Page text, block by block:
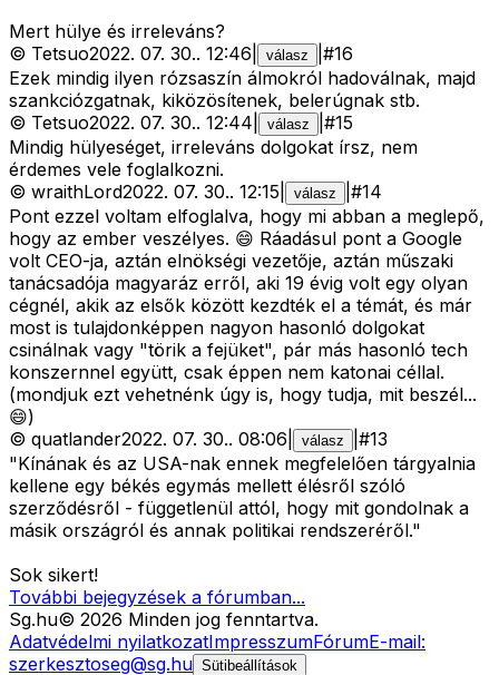
Mert hülye és irreleváns?
© Tetsuo2022. 07. 30.. 12:46 válasz #16
Ezek mindig ilyen rózsaszín álmokról hadoválnak, majd
szankciózgatnak, kiközösítenek, belerúgnak stb.
© Tetsuo2022. 07. 30.. 12:44 válasz #15
Mindig hülyeséget, irreleváns dolgokat írsz, nem
érdemes vele foglalkozni.
© wraithLord2022. 07. 30.. 12:15 válasz #14
Pont ezzel voltam elfoglalva, hogy mi abban a meglepő,
hogy az ember veszélyes. 😄 Ráadásul pont a Google
volt CEO-ja, aztán elnökségi vezetője, aztán műszaki
tanácsadója magyaráz erről, aki 19 évig volt egy olyan
cégnél, akik az elsők között kezdték el a témát, és már
most is tulajdonképpen nagyon hasonló dolgokat
csinálnak vagy "törik a fejüket", pár más hasonló tech
konszernnel együtt, csak éppen nem katonai céllal.
(mondjuk ezt vehetnénk úgy is, hogy tudja, mit beszél...
😄)
© quatlander2022. 07. 30.. 08:06 válasz #13
"Kínának és az USA-nak ennek megfelelően tárgyalnia
kellene egy békés egymás mellett élésről szóló
szerződésről - függetlenül attól, hogy mit gondolnak a
másik országról és annak politikai rendszeréről."
Sok sikert!
További bejegyzések a fórumban...
Sg.hu© 2026 Minden jog fenntartva.
Adatvédelmi nyilatkozatImpresszumFórumE-mail:
szerkesztoseg@sg.hu Sütibeállítások